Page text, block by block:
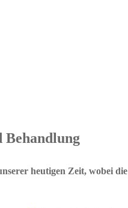
Behandlung
heutigen Zeit, wobei